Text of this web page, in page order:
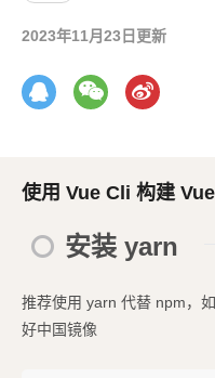
2023年11月23日更新
使用 Vue Cli 构建
安装 yarn
推荐使用 yarn 代替 npm，
好中国镜像